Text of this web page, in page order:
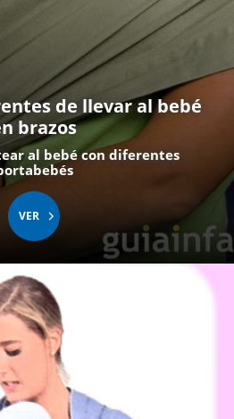
de llevar al bebé
brazos
al bebé con diferentes
VER